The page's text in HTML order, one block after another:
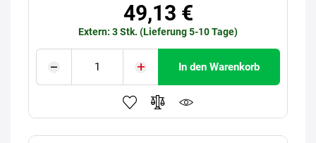
49,13 €
Extern: 3 Stk. (Lieferung 5-10 Tage)
In den Warenkorb